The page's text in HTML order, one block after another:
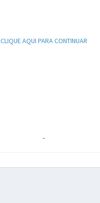
CLIQUE AQUI PARA CONTINUAR
-